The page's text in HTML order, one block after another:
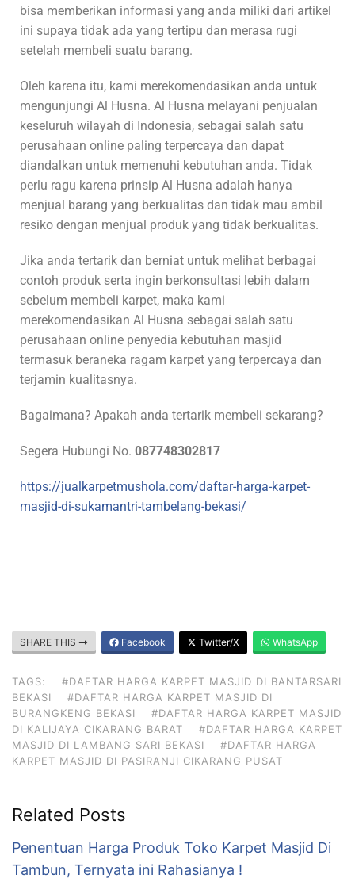
bisa memberikan informasi yang anda miliki dari artikel
ini supaya tidak ada yang tertipu dan merasa rugi
setelah membeli suatu barang.
Oleh karena itu, kami merekomendasikan anda untuk
mengunjungi Al Husna. Al Husna melayani penjualan
keseluruh wilayah di Indonesia, sebagai salah satu
perusahaan online paling terpercaya dan dapat
diandalkan untuk memenuhi kebutuhan anda. Tidak
perlu ragu karena prinsip Al Husna adalah hanya
menjual barang yang berkualitas dan tidak mau ambil
resiko dengan menjual produk yang tidak berkualitas.
Jika anda tertarik dan berniat untuk melihat berbagai
contoh produk serta ingin berkonsultasi lebih dalam
sebelum membeli karpet, maka kami
merekomendasikan Al Husna sebagai salah satu
perusahaan online penyedia kebutuhan masjid
termasuk beraneka ragam karpet yang terpercaya dan
terjamin kualitasnya.
Bagaimana? Apakah anda tertarik membeli sekarang?
Segera Hubungi No. 087748302817
https://jualkarpetmushola.com/daftar-harga-karpet-
masjid-di-sukamantri-tambelang-bekasi/
SHARE THIS Facebook Twitter/X WhatsApp
TAGS:
#DAFTAR HARGA KARPET MASJID DI BANTARSARI
BEKASI
#DAFTAR HARGA KARPET MASJID DI
BURANGKENG BEKASI
#DAFTAR HARGA KARPET MASJID
DI KALIJAYA CIKARANG BARAT
#DAFTAR HARGA KARPET
MASJID DI LAMBANG SARI BEKASI
#DAFTAR HARGA
KARPET MASJID DI PASIRANJI CIKARANG PUSAT
Related Posts
Penentuan Harga Produk Toko Karpet Masjid Di
Tambun, Ternyata ini Rahasianya !